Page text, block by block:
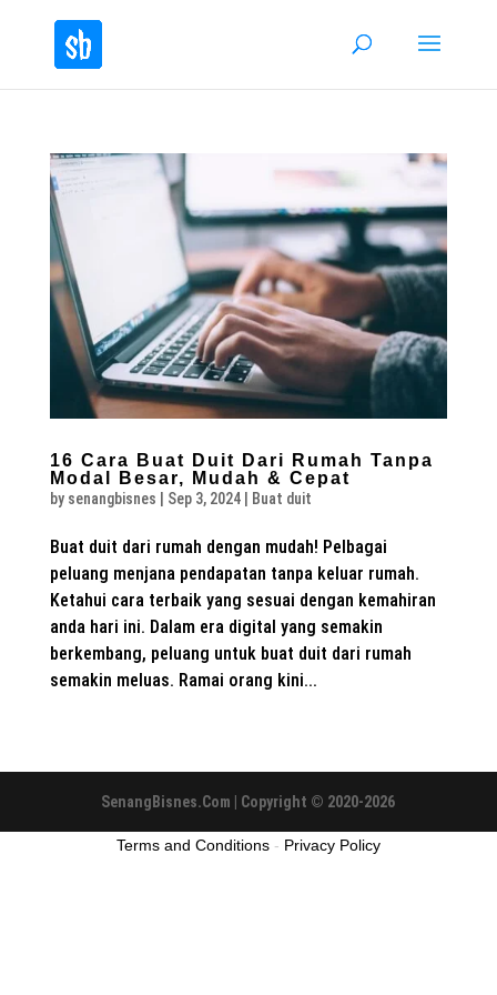
16 Cara Buat Duit Dari Rumah Tanpa
Modal Besar, Mudah & Cepat
by senangbisnes Sep 3, 2024| Buat duit
Buat duit dari rumah dengan mudah! Pelbagai
peluang menjana pendapatan tanpa keluar rumah.
Ketahui cara terbaik yang sesuai dengan kemahiran
anda hari ini. Dalam era digital yang semakin
berkembang, peluang untuk buat duit dari rumah
semakin meluas. Ramai orang kini...
SenangBisnes.Com | Copyright © 2020-2026
Terms and Conditions - Privacy Policy